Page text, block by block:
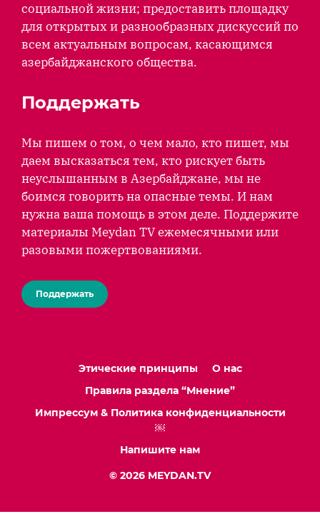
социальной жизни; предоставить площадку
для открытых и разнообразных дискуссий по
всем актуальным вопросам, касающимся
азербайджанского общества.
Поддержать
Мы пишем о том, о чем мало, кто пишет, мы
даем высказаться тем, кто рискует быть
неуслышанным в Азербайджане, мы не
боимся говорить на опасные темы. И нам
нужна ваша помощь в этом деле. Поддержите
материалы Meydan TV ежемесячными или
разовыми пожертвованиями.
Поддержать
Этические принципы
О нас
Правила раздела “Мнение”
Импрессум & Политика конфиденциальности
￼
Напишите нам
© 2026 MEYDAN.TV